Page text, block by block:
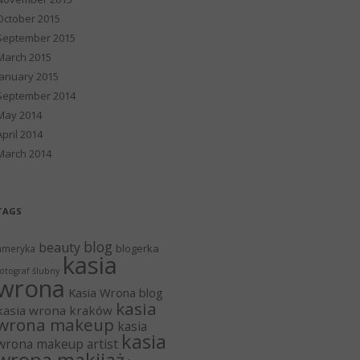
2015
2015
2015
2015
2014
2014
2014
2014
beauty blog blogerka
ślubny kasia
Kasia Wrona blog
wrona kraków kasia
makeup kasia
makeup artist kasia